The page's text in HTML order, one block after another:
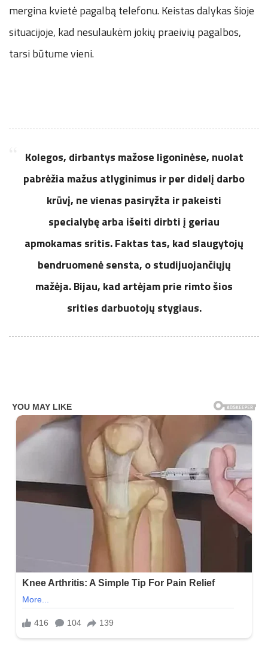
mergina kvietė pagalbą telefonu. Keistas dalykas šioje
situacijoje, kad nesulaukėm jokių praeivių pagalbos,
tarsi būtume vieni.
Kolegos, dirbantys mažose ligoninėse, nuolat
pabrėžia mažus atlyginimus ir per didelį darbo
krūvį, ne vienas pasiryžta ir pakeisti
specialybę arba išeiti dirbti į geriau
apmokamas sritis. Faktas tas, kad slaugytojų
bendruomenė sensta, o studijuojančiųjų
mažėja. Bijau, kad artėjam prie rimto šios
srities darbuotojų stygiaus.